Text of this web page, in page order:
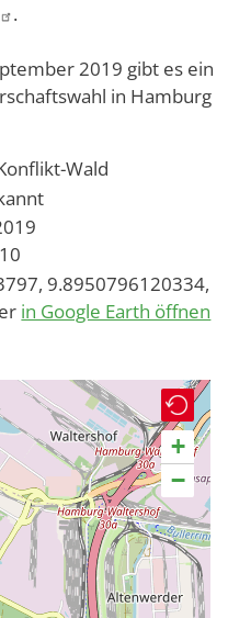
.
2019 gibt es ein
in Hamburg
Wald
9.8950796120334,
in Google Earth öffnen
+
−